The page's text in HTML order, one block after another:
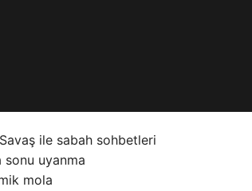
ile sabah sohbetleri
uyanma
mola